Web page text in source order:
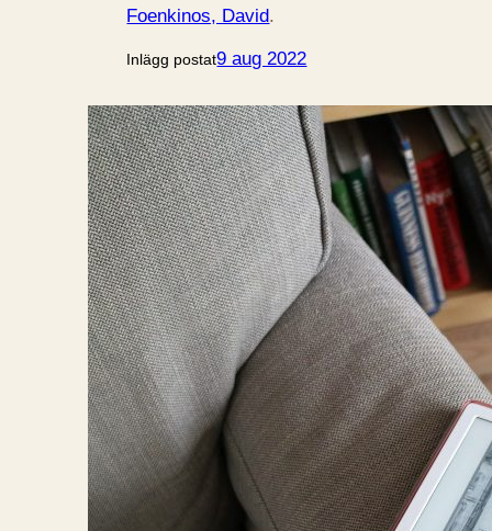
Foenkinos, David.
Inlägg postat9 aug 2022